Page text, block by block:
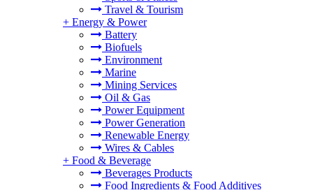
Travel & Tourism
+ Energy & Power
Battery
Biofuels
Environment
Marine
Mining Services
Oil & Gas
Power Equipment
Power Generation
Renewable Energy
Wires & Cables
+ Food & Beverage
Beverages Products
Food Ingredients & Food Additives